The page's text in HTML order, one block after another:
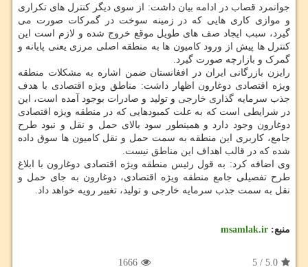
جوانمرد قصاب در ادامه بیان داشت: از سوی دیگر کنترل های تکراری
و موازی کاری هایی که در زمینه سوخت در گمرکات صورت می
گیرد، سبب ایجاد صف های طویل موقع خروج شده و لازم است این
کنترل ها پیش از ورود کامیون ها به منطقه اصلی مرزی یعنی پایانه و
گمرک و بازارچه صورت گیرد.
رایزن بازرگانی ایران در افغانستان ضمن اشاره به مشکلات منطقه
ویژه اقتصادی دوغارون اظهار داشت: مناطق ویژه اقتصادی با هدف
جذب سرمایه گذاری خارجی و تولید و صادرات بوجود آمده است، این
در شرایطی است که به علت کمبودهایی که در منطقه ویژه اقتصادی
دوغارون وجود دارد و همینطور سود بالای حمل و نقل و نبود طرح
جامع، کاربری این منطقه به سمت حمل و نقل کامیون ها سوق داده
شده که در قالب اهداف این مناطق نیست.
وی اضافه کرد: به قول رئیس منطقه ویژه اقتصادی دوغارون با ابلاغ
طرح تفصیلی جامع منطقه ویژه اقتصادی، دوغارون به جای حمل و
نقل به سمت جذب سرمایه خارجی و تولید، تغییر رویه خواهد داد.
منبع: msamlak.ir
5.0
/
5
1666